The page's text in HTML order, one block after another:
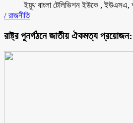
ইয়ুথ বাংলা টেলিভিশন ইউকে , ইউএসএ,
/ রাজনীতি
রাষ্ট্র পুনর্গঠনে জাতীয় ঐকমত্য